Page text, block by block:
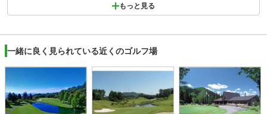
もっと見る
一緒に良く見られている近くのゴルフ場